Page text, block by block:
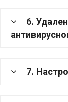
6.
7.